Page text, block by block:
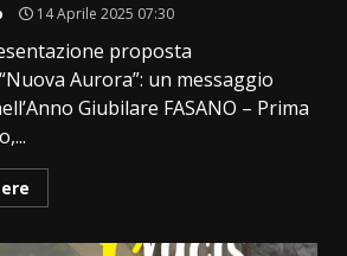
14 Aprile 2025 07:30
proposta
Aurora”: un messaggio
Giubilare FASANO – Prima